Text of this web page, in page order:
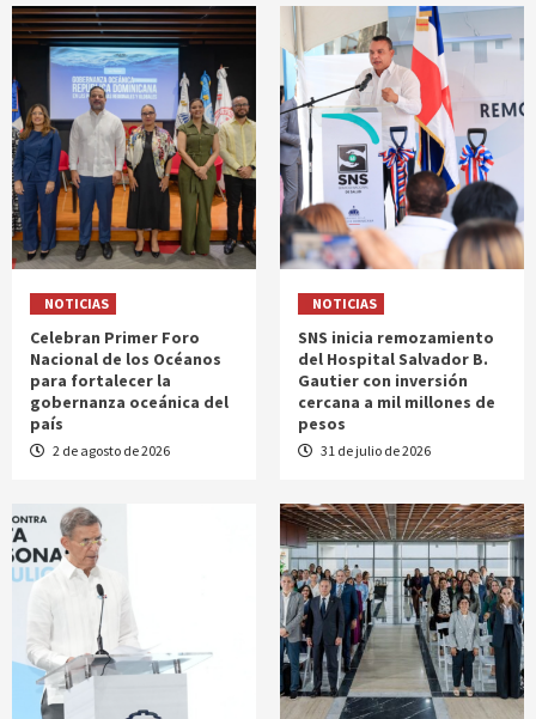
NOTICIAS
Celebran Primer Foro
Nacional de los Océanos
para fortalecer la
gobernanza oceánica del
país
2 de agosto de 2026
NOTICIAS
SNS inicia remozamiento
del Hospital Salvador B.
Gautier con inversión
cercana a mil millones de
pesos
31 de julio de 2026